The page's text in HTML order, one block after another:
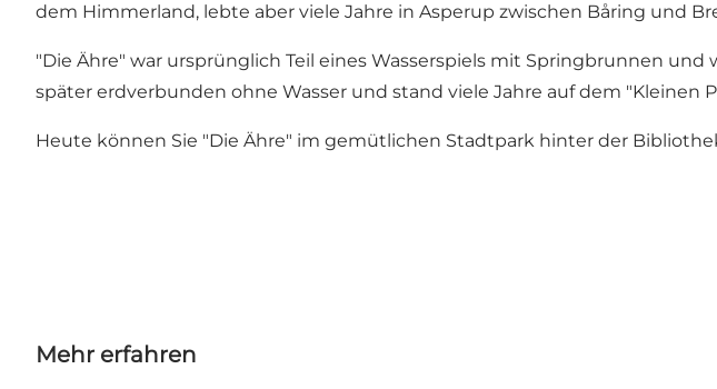
dem Himmerland, lebte aber viele Jahre in Asperup zwischen Båring und
"Die Ähre" war ursprünglich Teil eines Wasserspiels mit Springbrunnen
später erdverbunden ohne Wasser und stand viele Jahre auf dem "Kleinen
Heute können Sie "Die Ähre" im gemütlichen Stadtpark hinter der
Mehr erfahren